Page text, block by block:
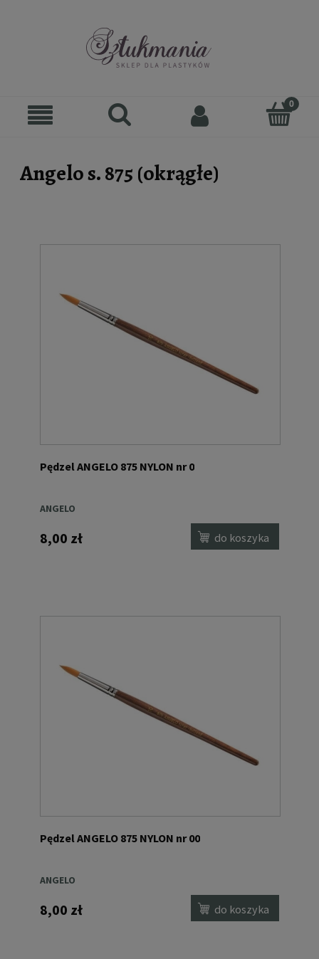
Angelo s. 875 (okrągłe)
Pędzel ANGELO 875 NYLON nr 0
ANGELO
8,00 zł do koszyka
Pędzel ANGELO 875 NYLON nr 00
ANGELO
8,00 zł do koszyka